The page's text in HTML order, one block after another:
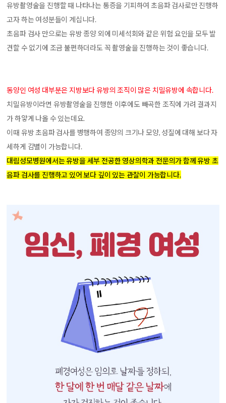
유방촬영술을 진행할 때 나타나는 통증을 기피하여 초음파 검사로만 진행하
고자 하는 여성분들이 계십니다.
초음파 검사 만으로는 유방 종양 외에 미세석회와 같은 위험 요인을 모두 발
견할 수 없기에 조금 불편하더라도 꼭 촬영술을 진행하는 것이 좋습니다.
동양인 여성 대부분은 지방보다 유방의 조직이 많은 치밀유방에 속합니다.
치밀유방이라면 유방촬영술을 진행한 이후에도 빼곡한 조직에 가려 결과지
가 하얗게 나올 수 있는데요.
이때 유방 초음파 검사를 병행하여 종양의 크기나 모양, 성질에 대해 보다 자
세하게 감별이 가능합니다.
대림성모병원에서는 유방을 세부 전공한 영상의학과 전문의가 함께 유방 초
음파 검사를 진행하고 있어 보다 깊이 있는 관찰이 가능합니다.